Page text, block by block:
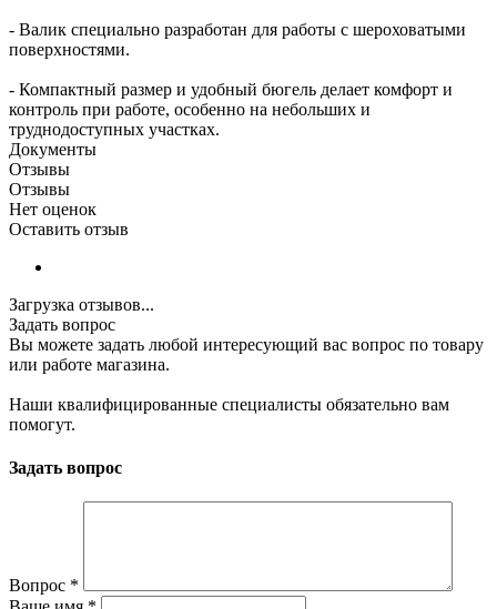
- Валик специально разработан для работы с шероховатыми
поверхностями.
- Компактный размер и удобный бюгель делает комфорт и
контроль при работе, особенно на небольших и
труднодоступных участках.
Документы
Отзывы
Отзывы
Нет оценок
Оставить отзыв
Загрузка отзывов...
Задать вопрос
Вы можете задать любой интересующий вас вопрос по товару
или работе магазина.
Наши квалифицированные специалисты обязательно вам
помогут.
Задать вопрос
Вопрос *